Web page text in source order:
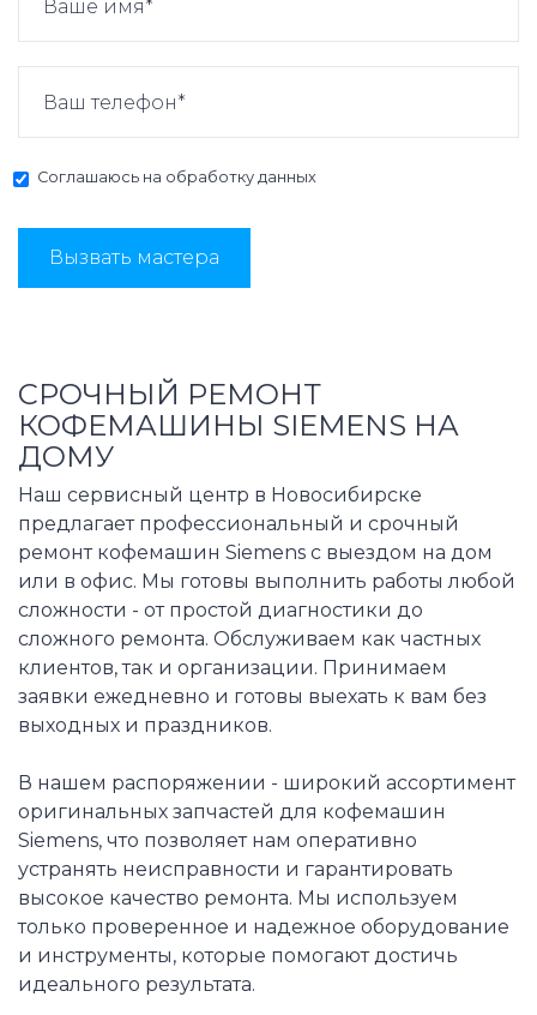
Соглашаюсь на обработку данных
Вызвать мастера
СРОЧНЫЙ РЕМОНТ
КОФЕМАШИНЫ SIEMENS НА
ДОМУ
Наш сервисный центр в Новосибирске
предлагает профессиональный и срочный
ремонт кофемашин Siemens с выездом на дом
или в офис. Мы готовы выполнить работы любой
сложности - от простой диагностики до
сложного ремонта. Обслуживаем как частных
клиентов, так и организации. Принимаем
заявки ежедневно и готовы выехать к вам без
выходных и праздников.
В нашем распоряжении - широкий ассортимент
оригинальных запчастей для кофемашин
Siemens, что позволяет нам оперативно
устранять неисправности и гарантировать
высокое качество ремонта. Мы используем
только проверенное и надежное оборудование
и инструменты, которые помогают достичь
идеального результата.